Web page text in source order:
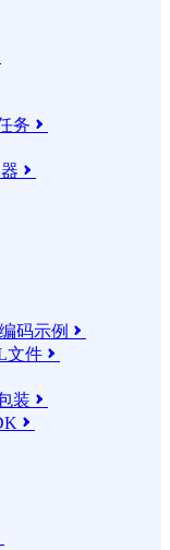
务 

码示例 
文件 
装 
